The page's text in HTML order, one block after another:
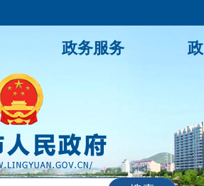
政务服务